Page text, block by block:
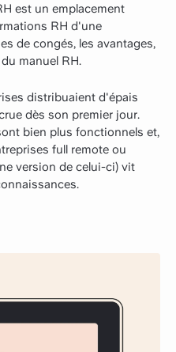
est un emplacement
RH d'une
de congés, les avantages,
manuel RH.
distribuaient d'épais
dès son premier jour.
bien plus fonctionnels et,
full remote ou
version de celui-ci) vit